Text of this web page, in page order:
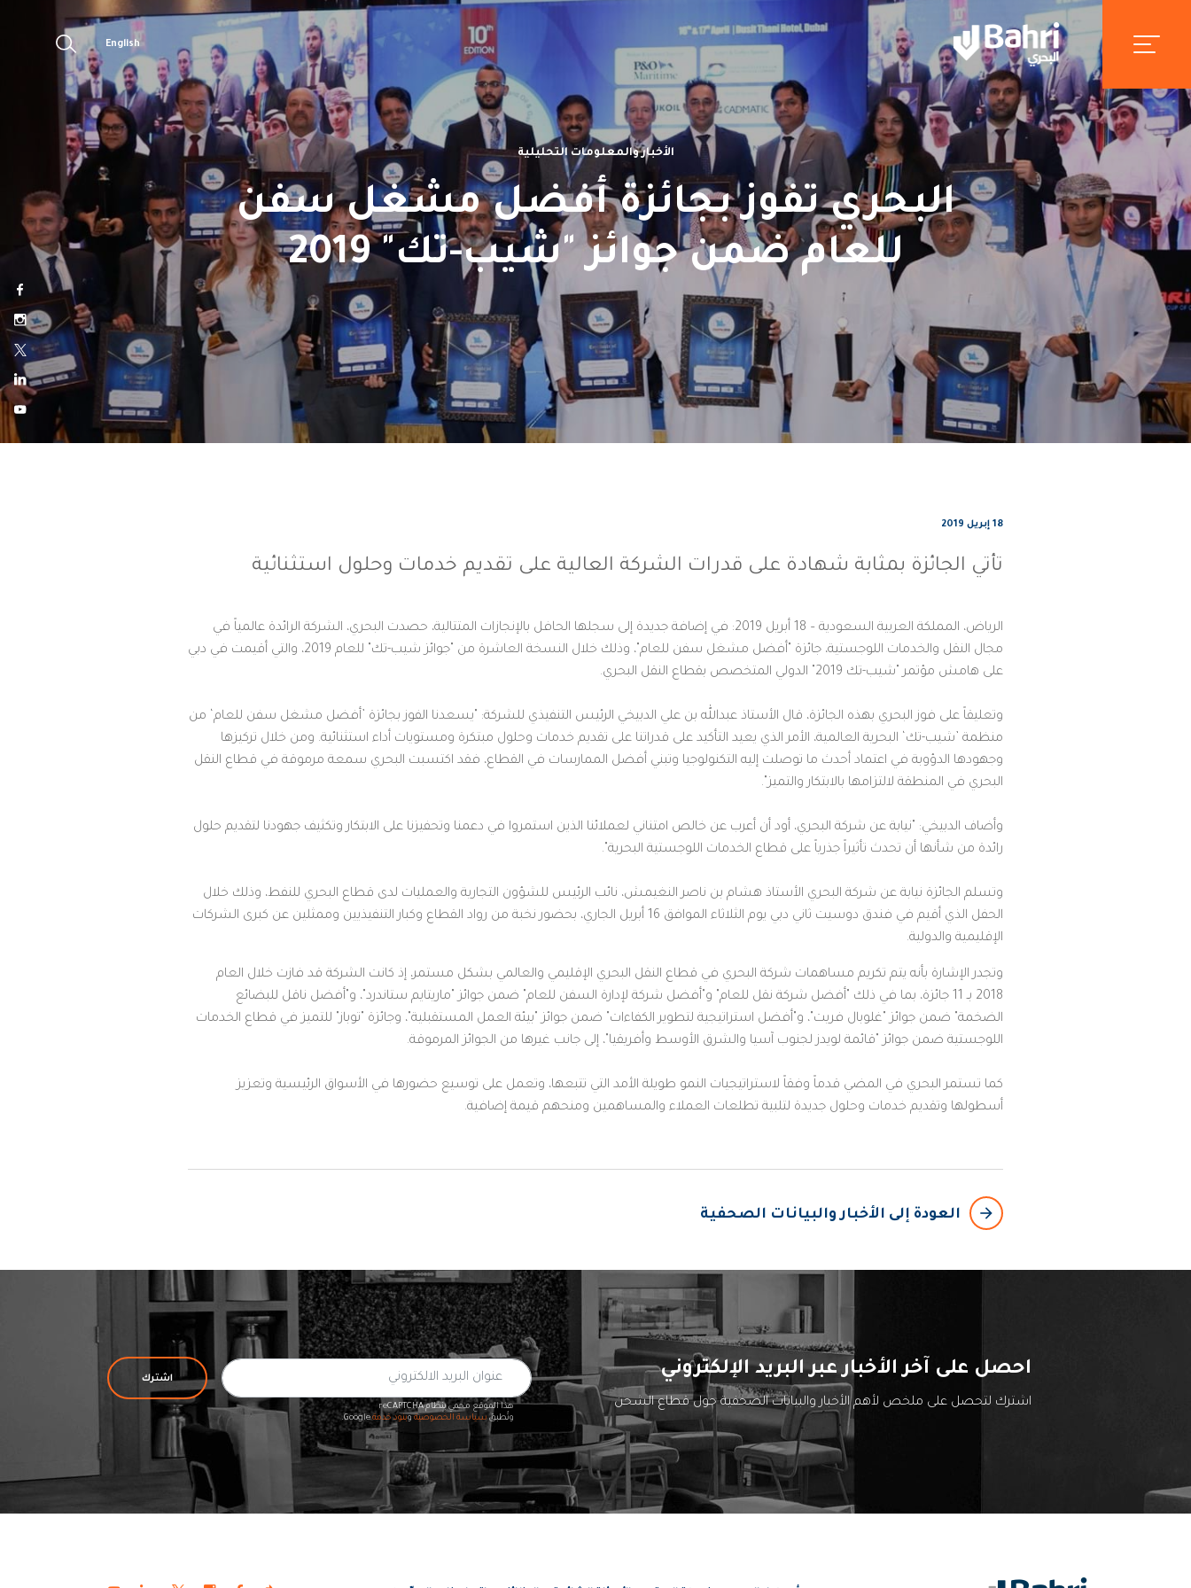
English
الأخبار والمعلومات التحليلية
البحري تفوز بجائزة أفضل مشغل سفن
للعام ضمن جوائز "شيب-تك" 2019
18 إبريل 2019
تأتي الجائزة بمثابة شهادة على قدرات الشركة العالية على تقديم خدمات وحلول استثنائية
الرياض، المملكة العربية السعودية – 18 أبريل 2019: في إضافة جديدة إلى سجلها الحافل بالإنجازات المتتالية، حصدت البحري، الشركة الرائدة عالمياً في
‏مجال النقل والخدمات اللوجستية، جائزة "أفضل مشغل سفن للعام"، وذلك خلال النسخة العاشرة من "جوائز شيب-تك" للعام 2019، والتي أقيمت في دبي
على هامش مؤتمر "شيب-تك 2019" الدولي المتخصص بقطاع النقل البحري.
وتعليقاً على فوز البحري بهذه الجائزة، قال الأستاذ عبدالله بن علي الدبيخي الرئيس التنفيذي للشركة: "يسعدنا الفوز بجائزة ’أفضل مشغل سفن للعام‘ من
منظمة ’شيب-تك‘ البحرية العالمية، الأمر الذي يعيد التأكيد على قدراتنا على تقديم خدمات وحلول مبتكرة ومستويات أداء استثنائية. ومن خلال تركيزها
وجهودها الدؤوبة في اعتماد أحدث ما توصلت إليه التكنولوجيا وتبني أفضل الممارسات في القطاع، فقد اكتسبت البحري سمعة مرموقة في قطاع النقل
البحري في المنطقة لالتزامها بالابتكار والتميز".
وأضاف الدبيخي: "نيابة عن شركة البحري، أود أن أعرب عن خالص امتناني لعملائنا الذين استمروا في دعمنا وتحفيزنا على الابتكار وتكثيف جهودنا لتقديم حلول
رائدة من شأنها أن تحدث تأثيراً جذرياً على قطاع الخدمات اللوجستية البحرية".
وتسلم الجائزة نيابة عن شركة البحري الأستاذ هشام بن ناصر النغيمش، نائب الرئيس للشؤون التجارية والعمليات لدى قطاع البحري للنفط، وذلك خلال
الحفل الذي أقيم في فندق دوسيت ثاني دبي يوم الثلاثاء الموافق 16 أبريل الجاري، بحضور نخبة من رواد القطاع وكبار التنفيذيين وممثلين عن كبرى الشركات
الإقليمية والدولية.
وتجدر الإشارة بأنه يتم تكريم مساهمات شركة البحري في قطاع النقل البحري الإقليمي والعالمي بشكل مستمر، إذ كانت الشركة قد فازت خلال العام
2018 بـ 11 جائزة، بما في ذلك "أفضل شركة نقل للعام" و"أفضل شركة لإدارة السفن للعام" ضمن جوائز "ماريتايم ستاندرد"، و"أفضل ناقل للبضائع
الضخمة" ضمن جوائز "غلوبال فريت"، و"أفضل استراتيجية لتطوير الكفاءات" ضمن جوائز "بيئة العمل المستقبلية"، وجائزة "توباز" للتميز في قطاع الخدمات
اللوجستية ضمن جوائز "قائمة لويدز لجنوب آسيا والشرق الأوسط وأفريقيا"، إلى جانب غيرها من الجوائز المرموقة.
كما تستمر البحري في المضي قدماً وفقاً لاستراتيجيات النمو طويلة الأمد التي تتبعها، وتعمل على توسيع حضورها في الأسواق الرئيسية وتعزيز
أسطولها وتقديم خدمات وحلول جديدة لتلبية تطلعات العملاء والمساهمين ومنحهم قيمة إضافية.
arrow_backward
العودة إلى الأخبار والبيانات الصحفية
احصل على آخر الأخبار عبر البريد الإلكتروني
اشترك لتحصل على ملخص لأهم الأخبار والبيانات الصحفية حول قطاع الشحن
اشترك
هذا الموقع محمي بنظام reCAPTCHA
وتُطبقسياسة الخصوصيةوبنود خدمةGoogle.